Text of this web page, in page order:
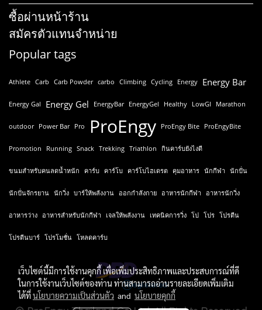
ซื้อผ่านหน้าร้าน
สมัครตัวแทนจำหน่าย
Popular tags
Athlete Carb Carb Powder carbo Climbing Cycling Energy Energy Bar
Energy Gal Energy Gel EnergyBar EnergyGel Healthy LowGI Marathon
outdoor Power Bar Pro ProEngy ProEngy Bite ProEngyBite
Promotion Running Snack Trekking Triathlon กินคาร์บยังไงดี
ขนมสำหรับคนลดน้ำหนัก คาร์บ คาร์โบ คาร์โบไฮเดรต คุมอาหาร นักกีฬา นักปั่น
นักปั่นจักรยาน นักวิ่ง บาร์ให้พลังงาน ออกกำลังกาย อาหารนักกีฬา อาหารนักวิ่ง
อาหารว่าง อาหารสำหรับนักกีฬา เจลให้พลังงาน เทคนิคการวิ่ง โป โปร โปรตีน
โปรตีนบาร์ โปรโมชั่น โหลดคาร์บ
เว็บไซต์นี้มีการใช้งานคุกกี้ เพื่อเพิ่มประสิทธิภาพและประสบการณ์ที่ดี
ในการใช้งานเว็บไซต์ของท่าน ท่านสามารถอ่านรายละเอียดเพิ่มเติม
ได้ที่นโยบายความเป็นส่วนตัว and นโยบายคุกกี้